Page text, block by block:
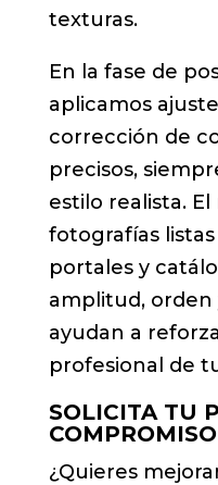
texturas.
En la fase de
aplicamos
corrección de
precisos,
estilo realista.
fotografías
portales y
amplitud, orden
ayudan a
profesional de
SOLICITA TU
COMPROMISO
¿Quieres